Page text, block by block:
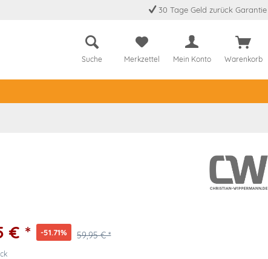
30 Tage Geld zurück Garantie
Suche Merkzettel Mein Konto Warenkorb
€ * -51.71% 59,95 € *